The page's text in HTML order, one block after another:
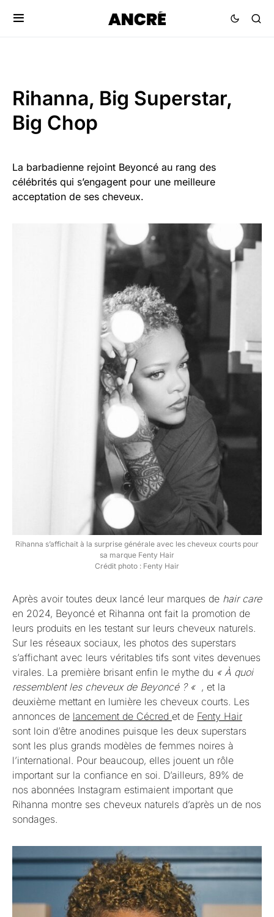
Rihanna, Big Superstar,
Big Chop
La barbadienne rejoint Beyoncé au rang des
célébrités qui s’engagent pour une meilleure
acceptation de ses cheveux.
Rihanna s’affichait à la surprise générale avec les cheveux courts pour
sa marque Fenty Hair
Crédit photo : Fenty Hair
Après avoir toutes deux lancé leur marques de hair care
en 2024, Beyoncé et Rihanna ont fait la promotion de
leurs produits en les testant sur leurs cheveux naturels.
Sur les réseaux sociaux, les photos des superstars
s’affichant avec leurs véritables tifs sont vites devenues
virales. La première brisant enfin le mythe du « À quoi
ressemblent les cheveux de Beyoncé ? « , et la
deuxième mettant en lumière les cheveux courts. Les
annonces de lancement de Cécred et de Fenty Hair
sont loin d’être anodines puisque les deux superstars
sont les plus grands modèles de femmes noires à
l’international. Pour beaucoup, elles jouent un rôle
important sur la confiance en soi. D’ailleurs, 89% de
nos abonnées Instagram estimaient important que
Rihanna montre ses cheveux naturels d’après un de nos
sondages.